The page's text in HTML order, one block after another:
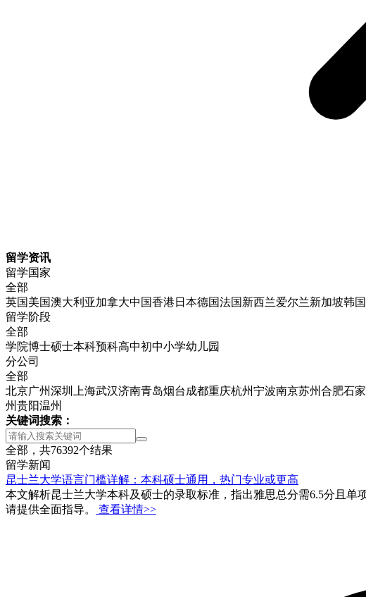
留学资讯
留学国家
全部
英国美国澳大利亚加拿大中国香港 日本德国法国新西兰爱尔兰新加坡韩国
留学阶段
全部
学院博士硕士本科预科高中初中小学幼儿园
分公司
全部
北京广州深圳 上海武汉济南青岛烟台 成都重庆杭州宁波南京苏州合肥石
州贵阳温州
关键词搜索：
全部，共76392个结果
留学新闻
昆士兰大学语言门槛详解：本科硕士通用，热门专业或更高
本文解析昆士兰大学本科及硕士的录取标准，指出雅思总分需6.5分且
请提供全面指导。
查看详情>>